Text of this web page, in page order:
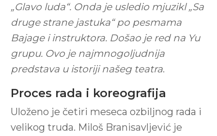
„Glavo luda“. Onda je usledio mjuzikl „Sa
druge strane jastuka“ po pesmama
Bajage i instruktora. Došao je red na Yu
grupu. Ovo je najmnogoljudnija
predstava u istoriji našeg teatra.
Proces rada i koreografija
Uloženo je četiri meseca ozbiljnog rada i
velikog truda. Miloš Branisavljević je